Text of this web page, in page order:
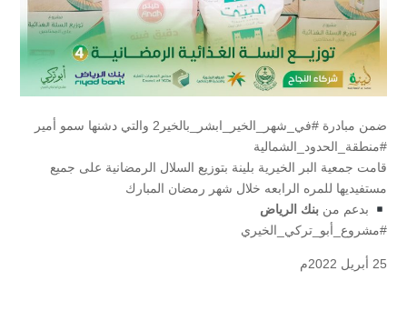
ضمن مبادرة #في_شهر_الخير_ابشر_بالخير2 والتي دشنها سمو أمير
#منطقة_الحدود_الشمالية
قامت جمعية البر الخيرية بلينة بتوزيع السلال الرمضانية على جميع
مستفيديها للمره الرابعه خلال شهر رمضان المبارك
بدعم من بنك الرياض
#مشروع_أبو_تركي_الخيري
25 أبريل 2022م